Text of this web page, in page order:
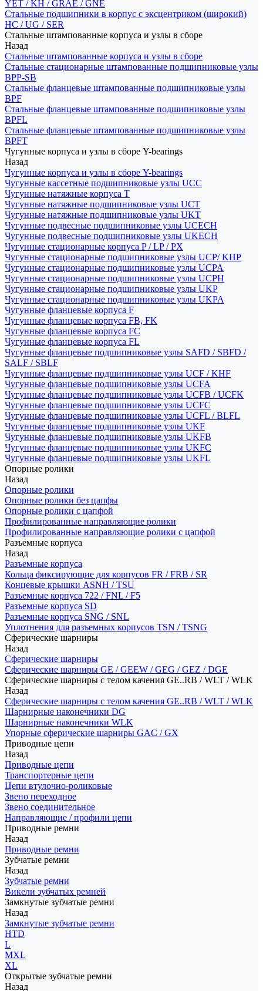
YET / KH / GRAE / GNE
Стальные подшипники в корпус с эксцентриком (широкий)
HC / UG / SER
Стальные штампованные корпуса и узлы в сборе
Назад
Стальные штампованные корпуса и узлы в сборе
Стальные стационарные штампованные подшипниковые узлы
BPP-SB
Стальные фланцевые штампованные подшипниковые узлы
BPF
Стальные фланцевые штампованные подшипниковые узлы
BPFL
Стальные фланцевые штампованные подшипниковые узлы
BPFT
Чугунные корпуса и узлы в сборе Y-bearings
Назад
Чугунные корпуса и узлы в сборе Y-bearings
Чугунные кассетные подшипниковые узлы UCC
Чугунные натяжные корпуса T
Чугунные натяжные подшипниковые узлы UCT
Чугунные натяжные подшипниковые узлы UKT
Чугунные подвесные подшипниковые узлы UCECH
Чугунные подвесные подшипниковые узлы UKECH
Чугунные стационарные корпуса P / LP / PX
Чугунные стационарные подшипниковые узлы UCP/ KHP
Чугунные стационарные подшипниковые узлы UCPA
Чугунные стационарные подшипниковые узлы UCPH
Чугунные стационарные подшипниковые узлы UKP
Чугунные стационарные подшипниковые узлы UKPA
Чугунные фланцевые корпуса F
Чугунные фланцевые корпуса FB, FK
Чугунные фланцевые корпуса FC
Чугунные фланцевые корпуса FL
Чугунные фланцевые подшипниковые узлы SAFD / SBFD /
SALF / SBLF
Чугунные фланцевые подшипниковые узлы UCF / KHF
Чугунные фланцевые подшипниковые узлы UCFA
Чугунные фланцевые подшипниковые узлы UCFB / UCFK
Чугунные фланцевые подшипниковые узлы UCFC
Чугунные фланцевые подшипниковые узлы UCFL / BLFL
Чугунные фланцевые подшипниковые узлы UKF
Чугунные фланцевые подшипниковые узлы UKFB
Чугунные фланцевые подшипниковые узлы UKFC
Чугунные фланцевые подшипниковые узлы UKFL
Опорные ролики
Назад
Опорные ролики
Опорные ролики без цапфы
Опорные ролики с цапфой
Профилированные направляющие ролики
Профилированные направляющие ролики с цапфой
Разъемные корпуса
Назад
Разъемные корпуса
Кольца фиксирующие для корпусов FR / FRB / SR
Концевые крышки ASNH / TSU
Разъемные корпуса 722 / FNL / F5
Разъемные корпуса SD
Разъемные корпуса SNG / SNL
Уплотнения для разъемных корпусов TSN / TSNG
Сферические шарниры
Назад
Сферические шарниры
Сферические шарниры GE / GEEW / GEG / GEZ / DGE
Сферические шарниры с телом качения GE..RB / WLT / WLK
Назад
Сферические шарниры с телом качения GE..RB / WLT / WLK
Шарнирные наконечники DG
Шарнирные наконечники WLK
Упорные сферические шарниры GAC / GX
Приводные цепи
Назад
Приводные цепи
Транспортерные цепи
Цепи втулочно-роликовые
Звено переходное
Звено соединительное
Направляющие / профили цепи
Приводные ремни
Назад
Приводные ремни
Зубчатые ремни
Назад
Зубчатые ремни
Викели зубчатых ремней
Замкнутые зубчатые ремни
Назад
Замкнутые зубчатые ремни
HTD
L
MXL
XL
Открытые зубчатые ремни
Назад